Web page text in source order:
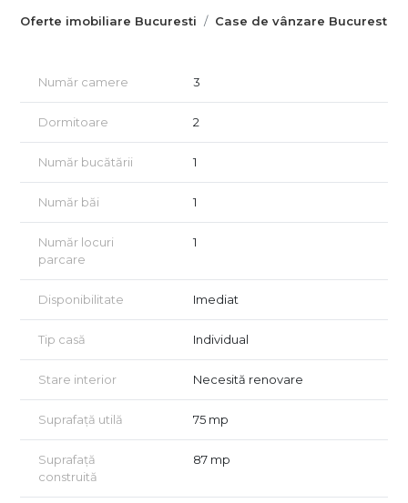
Oferte imobiliare Bucuresti Case de vânzare Bucuresti
– Splaiul Unirii, la aproximativ 7–10 minute pietonal de metrou
– Zonă L1A
– Se pot construi locuințe individuale sau colective
– Regim de înălțime P+2
Un mare avantaj pentru cei care doresc fie o locuință
unifamilială modernă.
Proprietatea
– Teren în suprafață totală de 250 mp
– Deschidere stradală: 10 ml
– Curte liberă: aproximativ 120 mp
de: 3 camere, baie, hol, bucatarie, camara si veranda, iar
curtea libera este de aprox 120 mp.
– Amprentă existentă la sol – un beneficiu important din punct
de vedere al autorizării
Număr camere 3
Dormitoare 2
Număr bucătării 1
Număr băi 1
Număr locuri
parcare
1
Disponibilitate Imediat
Tip casă Individual
Stare interior Necesită renovare
Suprafață utilă 75 mp
Suprafață
construită
87 mp